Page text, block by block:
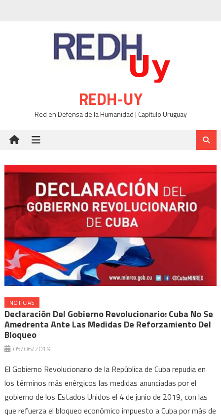
REDH-UY
Red en Defensa de la Humanidad | Capítulo Uruguay
NOTICIAS
Declaración Del Gobierno Revolucionario: Cuba No Se
Amedrenta Ante Las Medidas De Reforzamiento Del
Bloqueo
05/06/2019
El Gobierno Revolucionario de la República de Cuba repudia en
los términos más enérgicos las medidas anunciadas por el
gobierno de los Estados Unidos el 4 de junio de 2019, con las
que refuerza el bloqueo económico impuesto a Cuba por más de